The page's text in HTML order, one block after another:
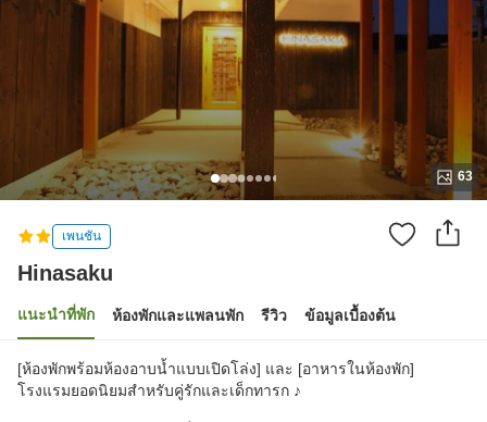
63
เพนชัน
Hinasaku
แนะนำที่พัก ห้องพักและแพลนพัก รีวิว ข้อมูลเบื้องต้น
[ห้องพักพร้อมห้องอาบน้ำแบบเปิดโล่ง] และ [อาหารในห้องพัก]
โรงแรมยอดนิยมสำหรับคู่รักและเด็กทารก ♪